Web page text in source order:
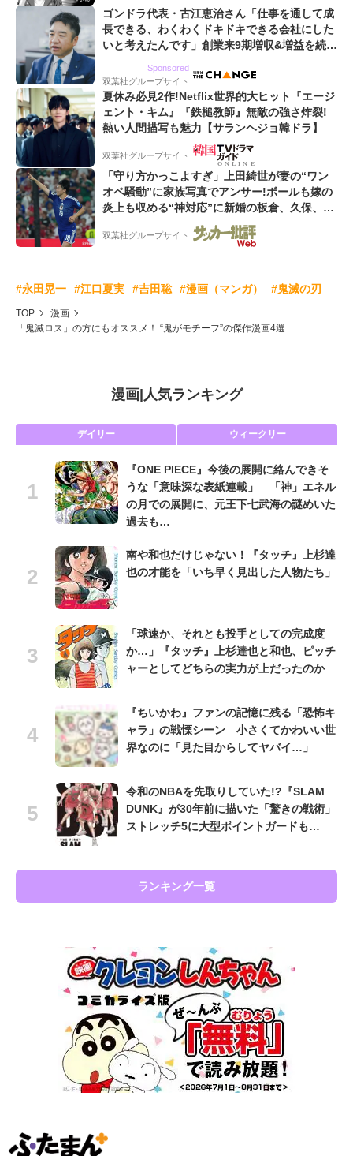
ゴンドラ代表・古江恵治さん「仕事を通して成
長できる、わくわくドキドキできる会社にした
いと考えたんです」創業来9期増収&増益を続け
Sponsored
双葉社グループサイト
夏休み必見2作!Netflix世界的大ヒット『エージ
ェント・キム』『鉄槌教師』無敵の強さ炸裂!
熱い人間描写も魅力【サランヘジョ韓ドラ】
双葉社グループサイト
「守り方かっこよすぎ」上田綺世が妻の“ワン
オペ騒動”に家族写真でアンサー!ボールも嫁の
炎上も収める“神対応”に新婚の板倉、久保、長
友夫妻も続々エール!
双葉社グループサイト
#永田晃一 #江口夏実 #吉田聡 #漫画（マンガ） #鬼滅の刃
TOP
漫画
「鬼滅ロス」の方にもオススメ！ “鬼がモチーフ”の傑作漫画4選
漫画| 人気ランキング
デイリー ウィークリー
『ONE PIECE』今後の展開に絡んできそ
うな「意味深な表紙連載」 「神」エネル
の月での展開に、元王下七武海の謎めいた
過去も…
南や和也だけじゃない！『タッチ』上杉達
也の才能を「いち早く見出した人物たち」
「球速か、それとも投手としての完成度
か…」『タッチ』上杉達也と和也、ピッチ
ャーとしてどちらの実力が上だったのか
『ちいかわ』ファンの記憶に残る「恐怖キ
ャラ」の戦慄シーン 小さくてかわいい世
界なのに「見た目からしてヤバイ…」
令和のNBAを先取りしていた!?『SLAM
DUNK』が30年前に描いた「驚きの戦術」
ストレッチ5に大型ポイントガードも…
ランキング一覧